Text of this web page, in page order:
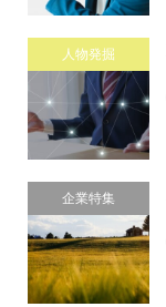
人物発掘
企業特集